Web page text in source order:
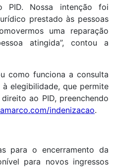
PID. Nossa intenção foi
prestado às pessoas
uma reparação
atingida”, contou a
como funciona a consulta
elegibilidade, que permite
ao PID, preenchendo
indenizacao.
para o encerramento da
para novos ingressos